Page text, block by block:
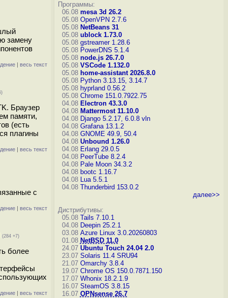
замену
| весь текст
Браузер
памяти,
(есть
плагины
| весь текст
с
| весь текст
(284 +7)
более
| весь текст
Программы:
06.08 mesa 3d 26.2
05.08 OpenVPN 2.7.6
05.08 NetBeans 31
05.08 ublock 1.73.0
05.08 gstreamer 1.28.6
05.08 PowerDNS 5.1.4
05.08 node.js 26.7.0
05.08 VSCode 1.132.0
05.08 home-assistant 2026.8.0
05.08 Python 3.13.15, 3.14.7
05.08 hyprland 0.56.2
05.08 Chrome 151.0.7922.75
04.08 Electron 43.3.0
04.08 Mattermost 11.10.0
04.08 Django 5.2.17, 6.0.8 vln
04.08 Grafana 13.1.2
04.08 GNOME 49.9, 50.4
04.08 Unbound 1.26.0
04.08 Erlang 29.0.5
04.08 PeerTube 8.2.4
04.08 Pale Moon 34.3.2
04.08 bootc 1.16.7
04.08 Lua 5.5.1
04.08 Thunderbird 153.0.2
далее>>
Дистрибутивы:
05.08 Tails 7.10.1
04.08 Deepin 25.2.1
03.08 Azure Linux 3.0.20260803
01.08 NetBSD 11.0
24.07 Ubuntu Touch 24.04 2.0
23.07 Solaris 11.4 SRU94
21.07 Omarchy 3.8.4
19.07 Chrome OS 150.0.7871.150
17.07 Whonix 18.2.1.9
16.07 SteamOS 3.8.15
16.07 OPNsense 26.7